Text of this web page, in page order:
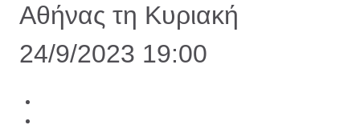
Αθήνας τη Κυριακή
24/9/2023 19:00